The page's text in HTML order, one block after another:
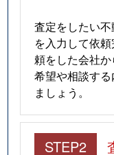
査定をしたい
を入力して依
頼をした会社か
希望や相談す
ましょう。
STEP2